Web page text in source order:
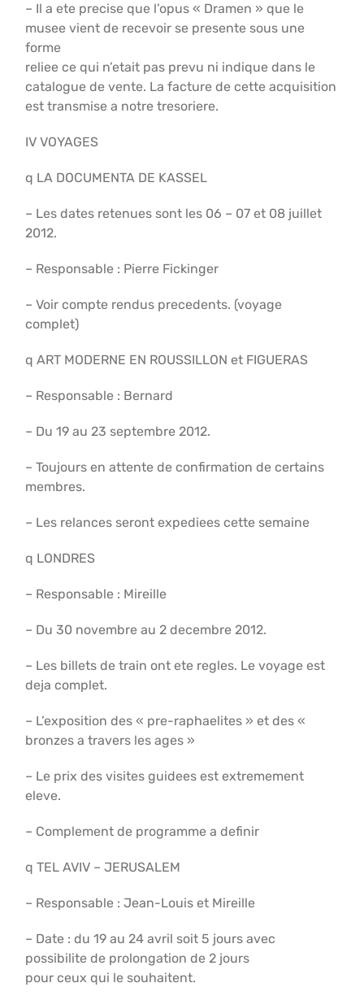
– Il a ete precise que l’opus « Dramen » que le
musee vient de recevoir se presente sous une
forme
reliee ce qui n’etait pas prevu ni indique dans le
catalogue de vente. La facture de cette acquisition
est transmise a notre tresoriere.
IV VOYAGES
q LA DOCUMENTA DE KASSEL
– Les dates retenues sont les 06 – 07 et 08 juillet
2012.
– Responsable : Pierre Fickinger
– Voir compte rendus precedents. (voyage
complet)
q ART MODERNE EN ROUSSILLON et FIGUERAS
– Responsable : Bernard
– Du 19 au 23 septembre 2012.
– Toujours en attente de confirmation de certains
membres.
– Les relances seront expediees cette semaine
q LONDRES
– Responsable : Mireille
– Du 30 novembre au 2 decembre 2012.
– Les billets de train ont ete regles. Le voyage est
deja complet.
– L’exposition des « pre-raphaelites » et des «
bronzes a travers les ages »
– Le prix des visites guidees est extremement
eleve.
– Complement de programme a definir
q TEL AVIV – JERUSALEM
– Responsable : Jean-Louis et Mireille
– Date : du 19 au 24 avril soit 5 jours avec
possibilite de prolongation de 2 jours
pour ceux qui le souhaitent.